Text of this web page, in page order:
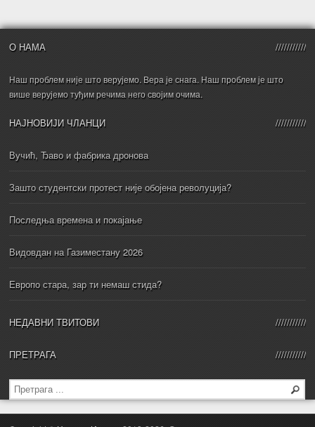
О НАМА
Наш проблем није што верујемо. Вера је снага. Наш проблем је што
више верујемо туђим речима него својим очима.
НАЈНОВИЈИ ЧЛАНЦИ
Вучић, Ђаво и фабрика дронова
Зашто студентски протест није обојена револуција?
Последња времена и покајање
Видовдан на Газиместану 2026
Европо стара, зар ти немаш стида?
НЕДАВНИ ТВИТОВИ
ПРЕТРАГА